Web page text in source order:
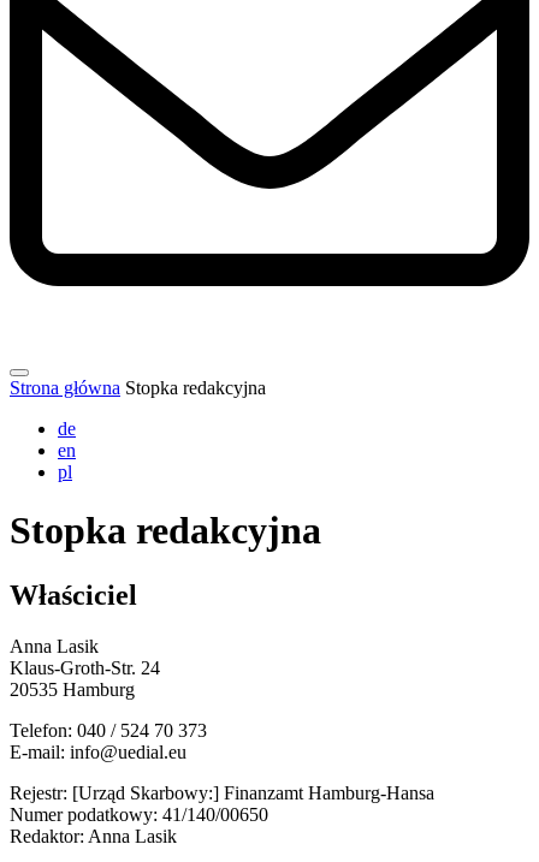
Strona główna Stopka redakcyjna
de
en
pl
Stopka redakcyjna
Właściciel
Anna Lasik
Klaus-Groth-Str. 24
20535 Hamburg
Telefon: 040 / 524 70 373
E-mail: info@uedial.eu
Rejestr: [Urząd Skarbowy:] Finanzamt Hamburg-Hansa
Numer podatkowy: 41/140/00650
Redaktor: Anna Lasik